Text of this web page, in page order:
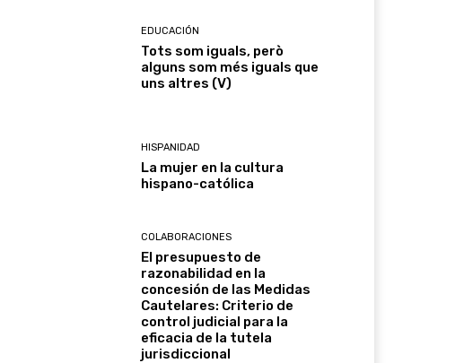
EDUCACIÓN
Tots som iguals, però
alguns som més iguals que
uns altres (V)
HISPANIDAD
La mujer en la cultura
hispano-católica
COLABORACIONES
El presupuesto de
razonabilidad en la
concesión de las Medidas
Cautelares: Criterio de
control judicial para la
eficacia de la tutela
jurisdiccional